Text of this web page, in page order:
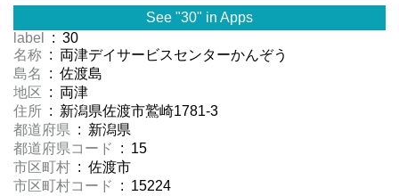
See "30" in Apps
label
: 30
名称 : 両津デイサービスセンターかんぞう
島名
: 佐渡島
地区 : 両津
住所 : 新潟県佐渡市鷲崎1781-3
都道府県 : 新潟県
都道府県コード
: 15
市区町村 : 佐渡市
市区町村コード
: 15224